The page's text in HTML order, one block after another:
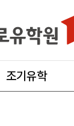
조기유학